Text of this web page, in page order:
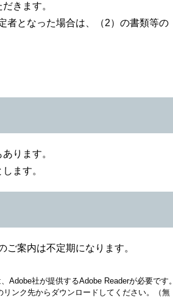
きます。
となった場合は、（2）の書類等の
ります。
ます。
案内は不定期になります。
Adobe社が提供するAdobe Readerが必要です。
ンク先からダウンロードしてください。（無